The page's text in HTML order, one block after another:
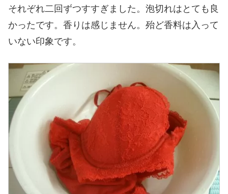
それぞれ二回ずつすすぎました。泡切れはとても良
かったです。香りは感じません。殆ど香料は入って
いない印象です。